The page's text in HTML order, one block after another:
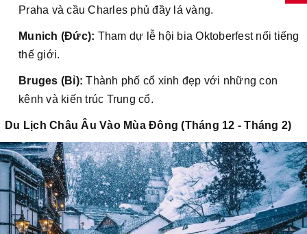
Praha và cầu Charles phủ đầy lá vàng.
Munich (Đức): Tham dự lễ hội bia Oktoberfest nổi tiếng
thế giới.
Bruges (Bỉ): Thành phố cổ xinh đẹp với những con
kênh và kiến trúc Trung cổ.
Du Lịch Châu Âu Vào Mùa Đông (Tháng 12 - Tháng 2)